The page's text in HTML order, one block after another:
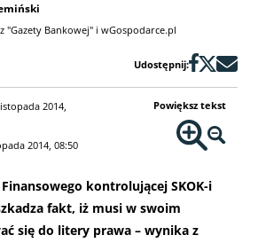
"Gazety Bankowej" i wGospodarce.pl
Udostępnij:
2014,
2014, 08:50
Powiększ tekst
kontrolującej SKOK-i
fakt, iż musi w swoim
się do litery prawa – wynika z